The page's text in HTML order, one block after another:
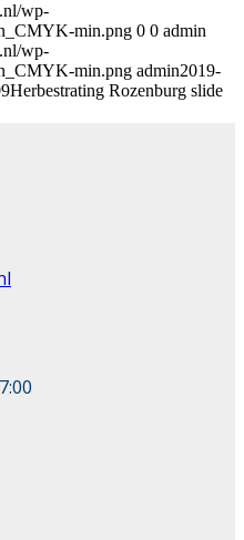
wp-
min.png 0 0 admin
wp-
min.png admin2019-
Herbestrating Rozenburg slide